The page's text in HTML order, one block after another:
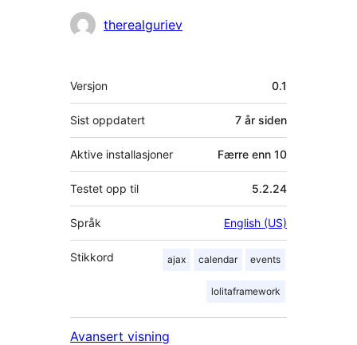
Bidragsytere
therealguriev
Meta
Versjon 0.1
Sist oppdatert 7 år siden
Aktive installasjoner Færre enn 10
Testet opp til 5.2.24
Språk English (US)
Stikkord ajax calendar events
lolitaframework
Avansert visning